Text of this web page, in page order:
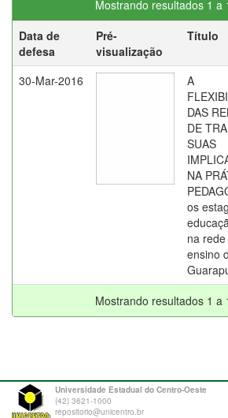
Mostrando resultados 1 a
Data de
defesa
Pré-
visualização
Título
30-Mar-2016
A
DAS
DE
SUAS
NA
os
na
ensino
Mostrando resultados 1 a
Universidade Estadual do Centro-Oeste
(42) 3621-1000
repositorio@unicentro.br